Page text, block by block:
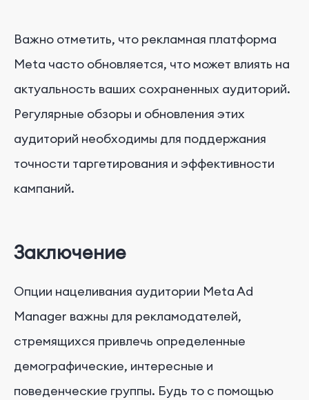
Важно отметить, что рекламная платформа
Meta часто обновляется, что может влиять на
актуальность ваших сохраненных аудиторий.
Регулярные обзоры и обновления этих
аудиторий необходимы для поддержания
точности таргетирования и эффективности
кампаний.
Заключение
Опции нацеливания аудитории Meta Ad
Manager важны для рекламодателей,
стремящихся привлечь определенные
демографические, интересные и
поведенческие группы. Будь то с помощью